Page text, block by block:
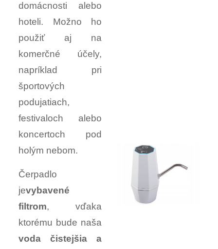
domácnosti alebo
hoteli. Možno ho
použiť aj na
komerčné účely,
napríklad pri
športových
podujatiach,
festivaloch alebo
koncertoch pod
holým nebom.
Čerpadlo
jevybavené
filtrom, vďaka
ktorému bude naša
voda čistejšia a